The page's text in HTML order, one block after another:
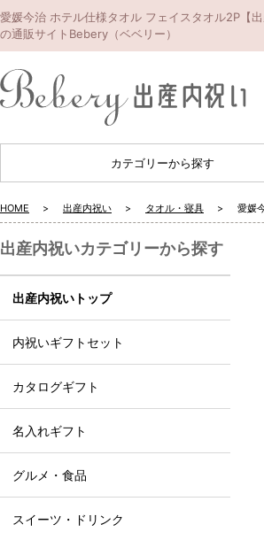
愛媛今治 ホテル仕様タオル フェイスタオル2P【
の通販サイトBebery（ベベリー）
カテゴリーから探す
HOME 出産内祝い タオル・寝具 愛媛
出産内祝いカテゴリーから探す
出産内祝いトップ
内祝いギフトセット
カタログギフト
名入れギフト
グルメ・食品
スイーツ・ドリンク